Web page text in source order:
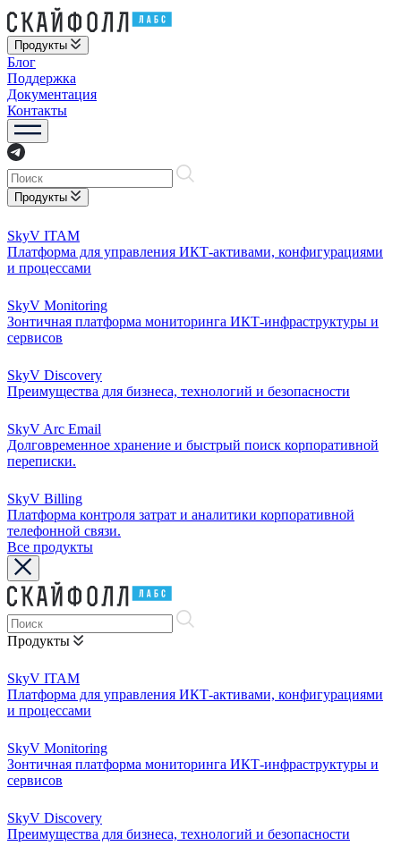
Продукты
Блог
Поддержка
Документация
Контакты
Продукты
SkyV ITAM
Платформа для управления ИКТ-активами, конфигурациями
и процессами
SkyV Monitoring
Зонтичная платформа мониторинга ИКТ-инфраструктуры и
сервисов
SkyV Discovery
Преимущества для бизнеса, технологий и безопасности
SkyV Arc Email
Долговременное хранение и быстрый поиск корпоративной
переписки.
SkyV Billing
Платформа контроля затрат и аналитики корпоративной
телефонной связи.
Все продукты
Продукты
SkyV ITAM
Платформа для управления ИКТ-активами, конфигурациями
и процессами
SkyV Monitoring
Зонтичная платформа мониторинга ИКТ-инфраструктуры и
сервисов
SkyV Discovery
Преимущества для бизнеса, технологий и безопасности